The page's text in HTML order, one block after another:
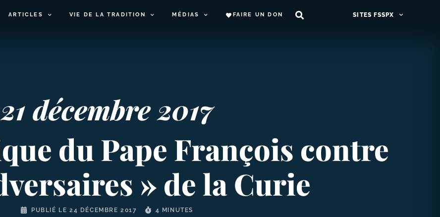
ARTICLES VIE DE LA TRADITION MÉDIAS FAIRE UN DON SITES FSSPX
21 décembre 2017
du Pape François contre
» de la Curie
PUBLIÉ LE 24 DÉCEMBRE 2017 4 MINUTES